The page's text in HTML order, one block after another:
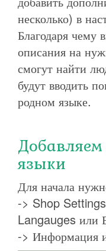
несколько) в
Благодаря чему
описания на
смогут найти
будут вводить
родном языке.
языки
Для начала
-> Shop
Langauges или
-> Информация